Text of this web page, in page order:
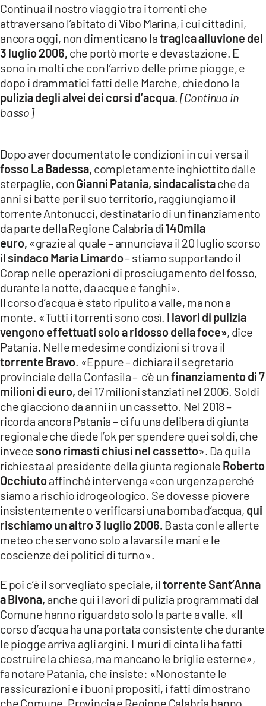
CATANZAROCHANNEL.IT
LACAPITALENEWS.IT
App
ANDROID
Continua il nostro viaggio tra i torrenti che
attraversano l’abitato di Vibo Marina, i cui cittadini,
ancora oggi, non dimenticano latragica alluvione del
3 luglio 2006, che portò morte e devastazione. E
sono in molti che con l’arrivo delle prime piogge, e
dopo i drammatici fatti delle Marche, chiedono la
pulizia degli alvei dei corsi d’acqua [Continua in
basso]
Dopo aver documentato le condizioni in cui versa il
fosso La Badessa, completamente inghiottito dalle
sterpaglie, conGianni Patania, sindacalistache da
anni si batte per il suo territorio, raggiungiamo il
torrente Antonucci, destinatario di un finanziamento
da parte della Regione Calabria di 140mila
euro, «grazie al quale – annunciava il 20 luglio scorso
il sindaco Maria Limardo– stiamo supportando il
Corap nelle operazioni di prosciugamento del fosso,
durante la notte, da acque e fanghi».
Il corso d’acqua è stato ripulito a valle, ma non a
monte. «Tutti i torrenti sono così. I lavori di pulizia
vengono effettuati solo a ridosso della foce», dice
Patania. Nelle medesime condizioni si trova il
torrente Bravo . «Eppure – dichiara il segretario
provinciale della Confasila – c’è unfinanziamento di 7
milioni di euro, dei 17 milioni stanziati nel 2006. Soldi
che giacciono da anni in un cassetto. Nel 2018 –
ricorda ancora Patania – ci fu una delibera di giunta
regionale che diede l’ok per spendere quei soldi, che
invece sono rimasti chiusi nel cassetto». Da qui la
richiesta al presidente della giunta regionale Roberto
Occhiutoaffinché intervenga «con urgenza perché
siamo a rischio idrogeologico. Se dovesse piovere
insistentemente o verificarsi una bomba d’acqua, qui
rischiamo un altro 3 luglio 2006. Basta con le allerte
meteo che servono solo a lavarsi le mani e le
coscienze dei politici di turno».
E poi c’è il sorvegliato speciale, il torrente Sant’Anna
a Bivona, anche qui i lavori di pulizia programmati dal
Comune hanno riguardato solo la parte a valle. «Il
corso d’acqua ha una portata consistente che durante
le piogge arriva agli argini. I muri di cinta li ha fatti
costruire la chiesa, ma mancano le briglie esterne»,
fa notare Patania, che insiste: «Nonostante le
rassicurazioni e i buoni propositi, i fatti dimostrano
che Comune, Provincia e Regione Calabria hanno